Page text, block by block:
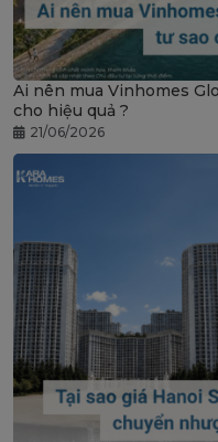
Ai nên mua Vinhomes
cho hiệu quả ?
21/06/2026